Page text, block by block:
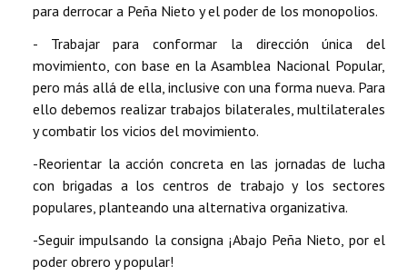
para derrocar a Peña Nieto y el poder de los monopolios.
- Trabajar para conformar la dirección única del
movimiento, con base en la Asamblea Nacional Popular,
pero más allá de ella, inclusive con una forma nueva. Para
ello debemos realizar trabajos bilaterales, multilaterales
y combatir los vicios del movimiento.
-Reorientar la acción concreta en las jornadas de lucha
con brigadas a los centros de trabajo y los sectores
populares, planteando una alternativa organizativa.
-Seguir impulsando la consigna ¡Abajo Peña Nieto, por el
poder obrero y popular!